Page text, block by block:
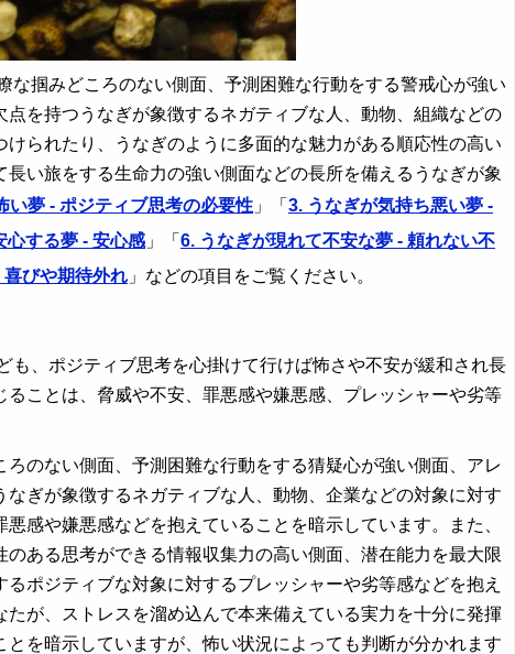
掴みどころのない側面、予測困難な行動をする警戒心が強い
を持つうなぎが象徴するネガティブな人、動物、組織などの
られたり、うなぎのように多面的な魅力がある順応性の高い
い旅をする生命力の強い側面などの長所を備えるうなぎが象
い夢 - ポジティブ思考の必要性 」「 3. うなぎが気持ち悪い夢 -
心する夢 - 安心感 」「 6. うなぎが現れて不安な夢 - 頼れない不
びや期待外れ 」などの項目をご覧ください。
、ポジティブ思考を心掛けて行けば怖さや不安が緩和され長
ことは、脅威や不安、罪悪感や嫌悪感、プレッシャーや劣等
のない側面、予測困難な行動をする猜疑心が強い側面、アレ
ぎが象徴するネガティブな人、動物、企業などの対象に対す
感や嫌悪感などを抱えていることを暗示しています。また、
ある思考ができる情報収集力の高い側面、潜在能力を最大限
ポジティブな対象に対するプレッシャーや劣等感などを抱え
が、ストレスを溜め込んで本来備えている実力を十分に発揮
を暗示していますが、怖い状況によっても判断が分かれます